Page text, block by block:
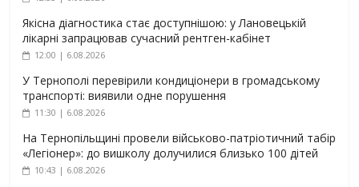
Якісна діагностика стає доступнішою: у Лановецькій
лікарні запрацював сучасний рентген-кабінет
12:00 | 6.08.2026
У Тернополі перевірили кондиціонери в громадському
транспорті: виявили одне порушення
11:30 | 6.08.2026
На Тернопільщині провели військово-патріотичний табір
«Легіонер»: до вишколу долучилися близько 100 дітей
10:43 | 6.08.2026